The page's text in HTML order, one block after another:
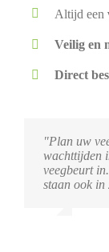
Altijd een
Veilig en
Direct
"Plan uw
wachttijden
veegbeurt
staan ook